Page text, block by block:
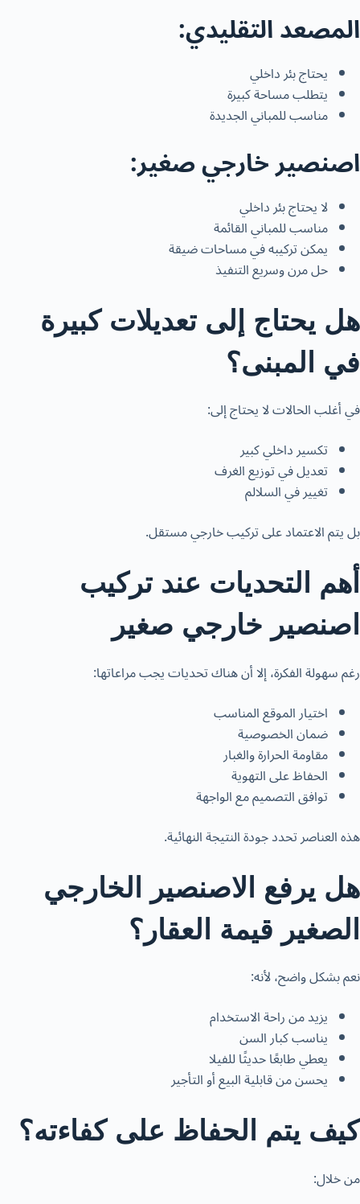
المصعد التقليدي:
يحتاج بئر داخلي
يتطلب مساحة كبيرة
مناسب للمباني الجديدة
اصنصير خارجي صغير:
لا يحتاج بئر داخلي
مناسب للمباني القائمة
يمكن تركيبه في مساحات ضيقة
حل مرن وسريع التنفيذ
هل يحتاج إلى تعديلات كبيرة
في المبنى؟
في أغلب الحالات لا يحتاج إلى:
تكسير داخلي كبير
تعديل في توزيع الغرف
تغيير في السلالم
بل يتم الاعتماد على تركيب خارجي مستقل.
أهم التحديات عند تركيب
اصنصير خارجي صغير
رغم سهولة الفكرة، إلا أن هناك تحديات يجب مراعاتها:
اختيار الموقع المناسب
ضمان الخصوصية
مقاومة الحرارة والغبار
الحفاظ على التهوية
توافق التصميم مع الواجهة
هذه العناصر تحدد جودة النتيجة النهائية.
هل يرفع الاصنصير الخارجي
الصغير قيمة العقار؟
نعم بشكل واضح، لأنه:
يزيد من راحة الاستخدام
يناسب كبار السن
يعطي طابعًا حديثًا للفيلا
يحسن من قابلية البيع أو التأجير
كيف يتم الحفاظ على كفاءته؟
من خلال: